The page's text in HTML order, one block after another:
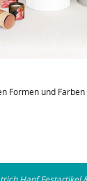
Formen und Farben